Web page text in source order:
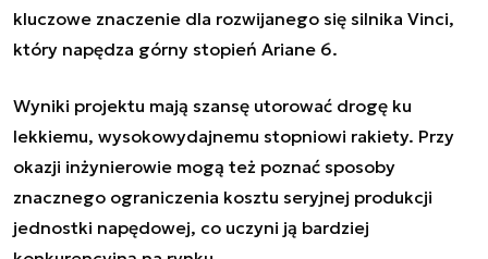
kluczowe znaczenie dla rozwijanego się silnika Vinci,
który napędza górny stopień Ariane 6.
Wyniki projektu mają szansę utorować drogę ku
lekkiemu, wysokowydajnemu stopniowi rakiety. Przy
okazji inżynierowie mogą też poznać sposoby
znacznego ograniczenia kosztu seryjnej produkcji
jednostki napędowej, co uczyni ją bardziej